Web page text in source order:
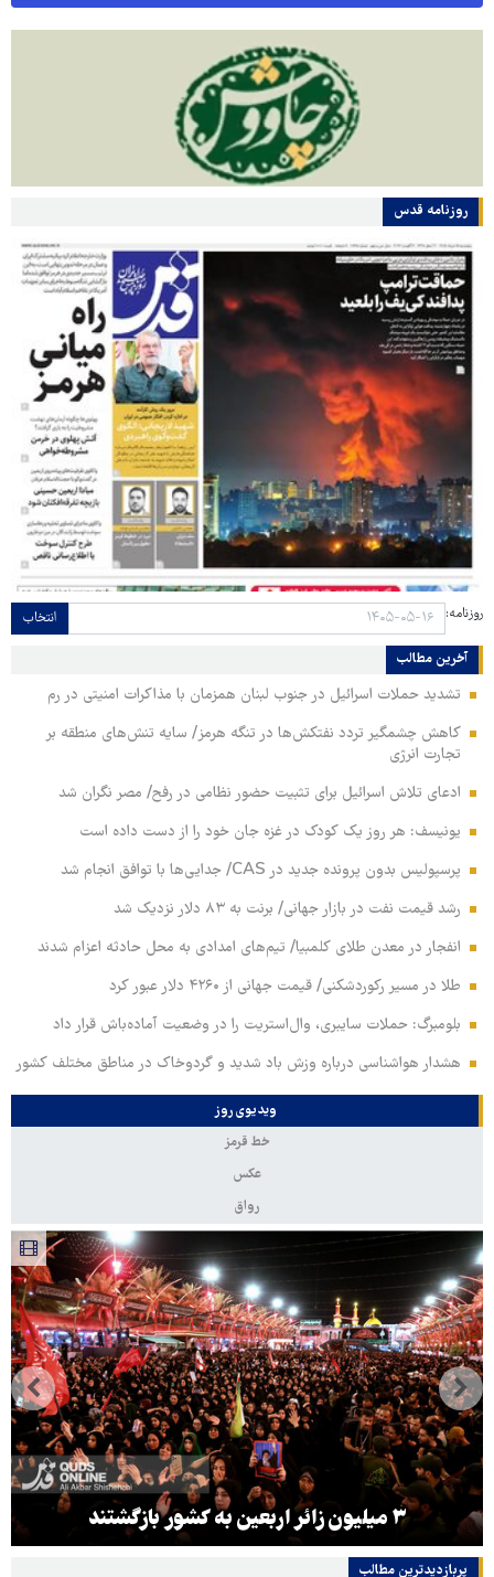
روزنامه قدس
روزنامه: انتخاب
آخرین مطالب
تشدید حملات اسرائیل در جنوب لبنان همزمان با مذاکرات امنیتی در رم
کاهش چشمگیر تردد نفتکش‌ها در تنگه هرمز/ سایه تنش‌های منطقه بر
تجارت انرژی
ادعای تلاش اسرائیل برای تثبیت حضور نظامی در رفح/ مصر نگران شد
یونیسف: هر روز یک کودک در غزه جان خود را از دست داده است
پرسپولیس بدون پرونده جدید در CAS/ جدایی‌ها با توافق انجام شد
رشد قیمت نفت در بازار جهانی/ برنت به ۸۳ دلار نزدیک شد
انفجار در معدن طلای کلمبیا/ تیم‌های امدادی به محل حادثه اعزام شدند
طلا در مسیر رکوردشکنی/ قیمت جهانی از ۴۲۶۰ دلار عبور کرد
بلومبرگ: حملات سایبری، وال‌استریت را در وضعیت آماده‌باش قرار داد
هشدار هواشناسی درباره وزش باد شدید و گردوخاک در مناطق مختلف کشور
ویدیوی روز
خط قرمز
عکس
رواق
۳ میلیون زائر اربعین به کشور بازگشتند
پربازدیدترین‌ مطالب